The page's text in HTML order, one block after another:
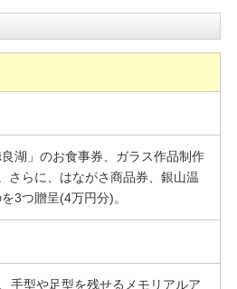
湖」のお食事券、ガラス作品制作
さらに、はながさ商品券、銀山温
3つ贈呈(4万円分)。
手型や足型を残せるメモリアルア